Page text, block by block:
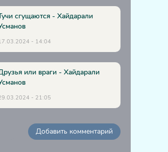
сгущаются - Хайдарали
- 14:04
или враги - Хайдарали
- 21:05
Добавить комментарий